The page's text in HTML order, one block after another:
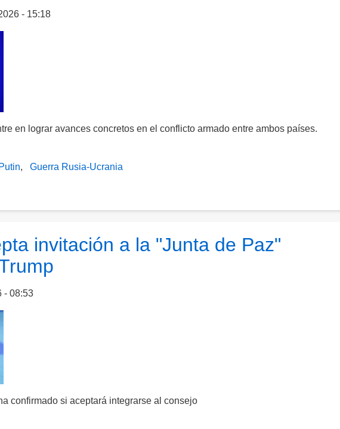
- 15:18
en lograr avances concretos en el conflicto armado entre ambos países.
Guerra Rusia-Ucrania
invitación a la "Junta de Paz"
- 08:53
confirmado si aceptará integrarse al consejo